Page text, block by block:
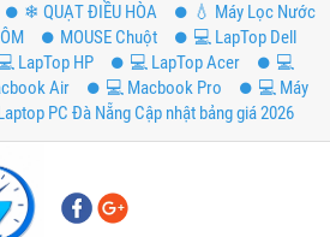
❄ QUẠT ĐIỀU HÒA
💧 Máy Lọc Nước
MOUSE Chuột
💻 LapTop Dell
LapTop HP 💻 LapTop Acer
💻
Air 💻 Macbook Pro
💻 Máy
PC Đà Nẵng Cập nhật bảng giá 2026